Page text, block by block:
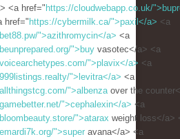
<a href="https://cloudwebapp.co.uk/
href=" https://cybermilk.ca/">paxil</a> <a
">azithromycin</a> <a
">buy vasotec</a> <a
">plavix</a> <a
">levitra</a> <a
">albenzaover the
">cephalexin</a> <a
">atarax weight loss</a>
">super avana</a> <a